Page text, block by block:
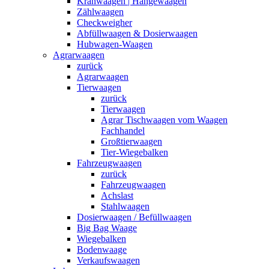
Zählwaagen
Checkweigher
Abfüllwaagen & Dosierwaagen
Hubwagen-Waagen
Agrarwaagen
zurück
Agrarwaagen
Tierwaagen
zurück
Tierwaagen
Agrar Tischwaagen vom Waagen
Fachhandel
Großtierwaagen
Tier-Wiegebalken
Fahrzeugwaagen
zurück
Fahrzeugwaagen
Achslast
Stahlwaagen
Dosierwaagen / Befüllwaagen
Big Bag Waage
Wiegebalken
Bodenwaage
Verkaufswaagen